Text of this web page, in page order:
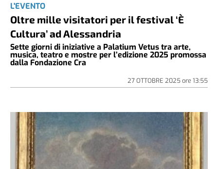
L'EVENTO
Oltre mille visitatori per il festival ‘È
Cultura’ ad Alessandria
Sette giorni di iniziative a Palatium Vetus tra arte,
musica, teatro e mostre per l’edizione 2025 promossa
dalla Fondazione Cra
27 OTTOBRE 2025ore 13:55